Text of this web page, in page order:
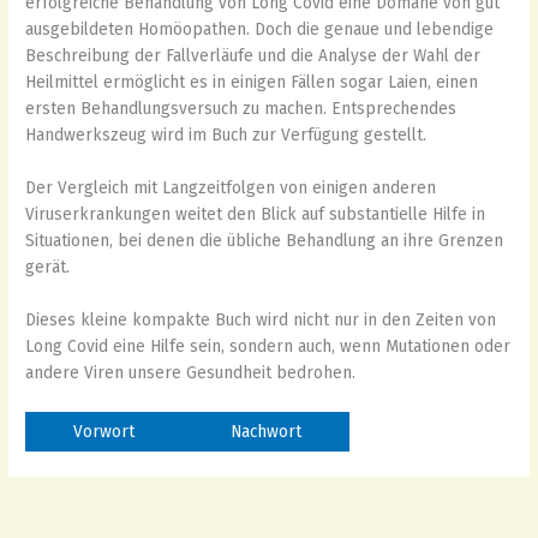
ausgebildeten Homöopathen. Doch die genaue und lebendige
Beschreibung der Fallverläufe und die Analyse der Wahl der
Heilmittel ermöglicht es in einigen Fällen sogar Laien, einen
ersten Behandlungsversuch zu machen. Entsprechendes
Handwerkszeug wird im Buch zur Verfügung gestellt.
Der Vergleich mit Langzeitfolgen von einigen anderen
Viruserkrankungen weitet den Blick auf substantielle Hilfe in
Situationen, bei denen die übliche Behandlung an ihre Grenzen
gerät.
Dieses kleine kompakte Buch wird nicht nur in den Zeiten von
Long Covid eine Hilfe sein, sondern auch, wenn Mutationen oder
andere Viren unsere Gesundheit bedrohen.
Vorwort Nachwort